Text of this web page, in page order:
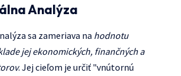
Analýza
sa zameriava na hodnotu
jej ekonomických, finančných a
. Jej cieľom je určiť "vnútornú